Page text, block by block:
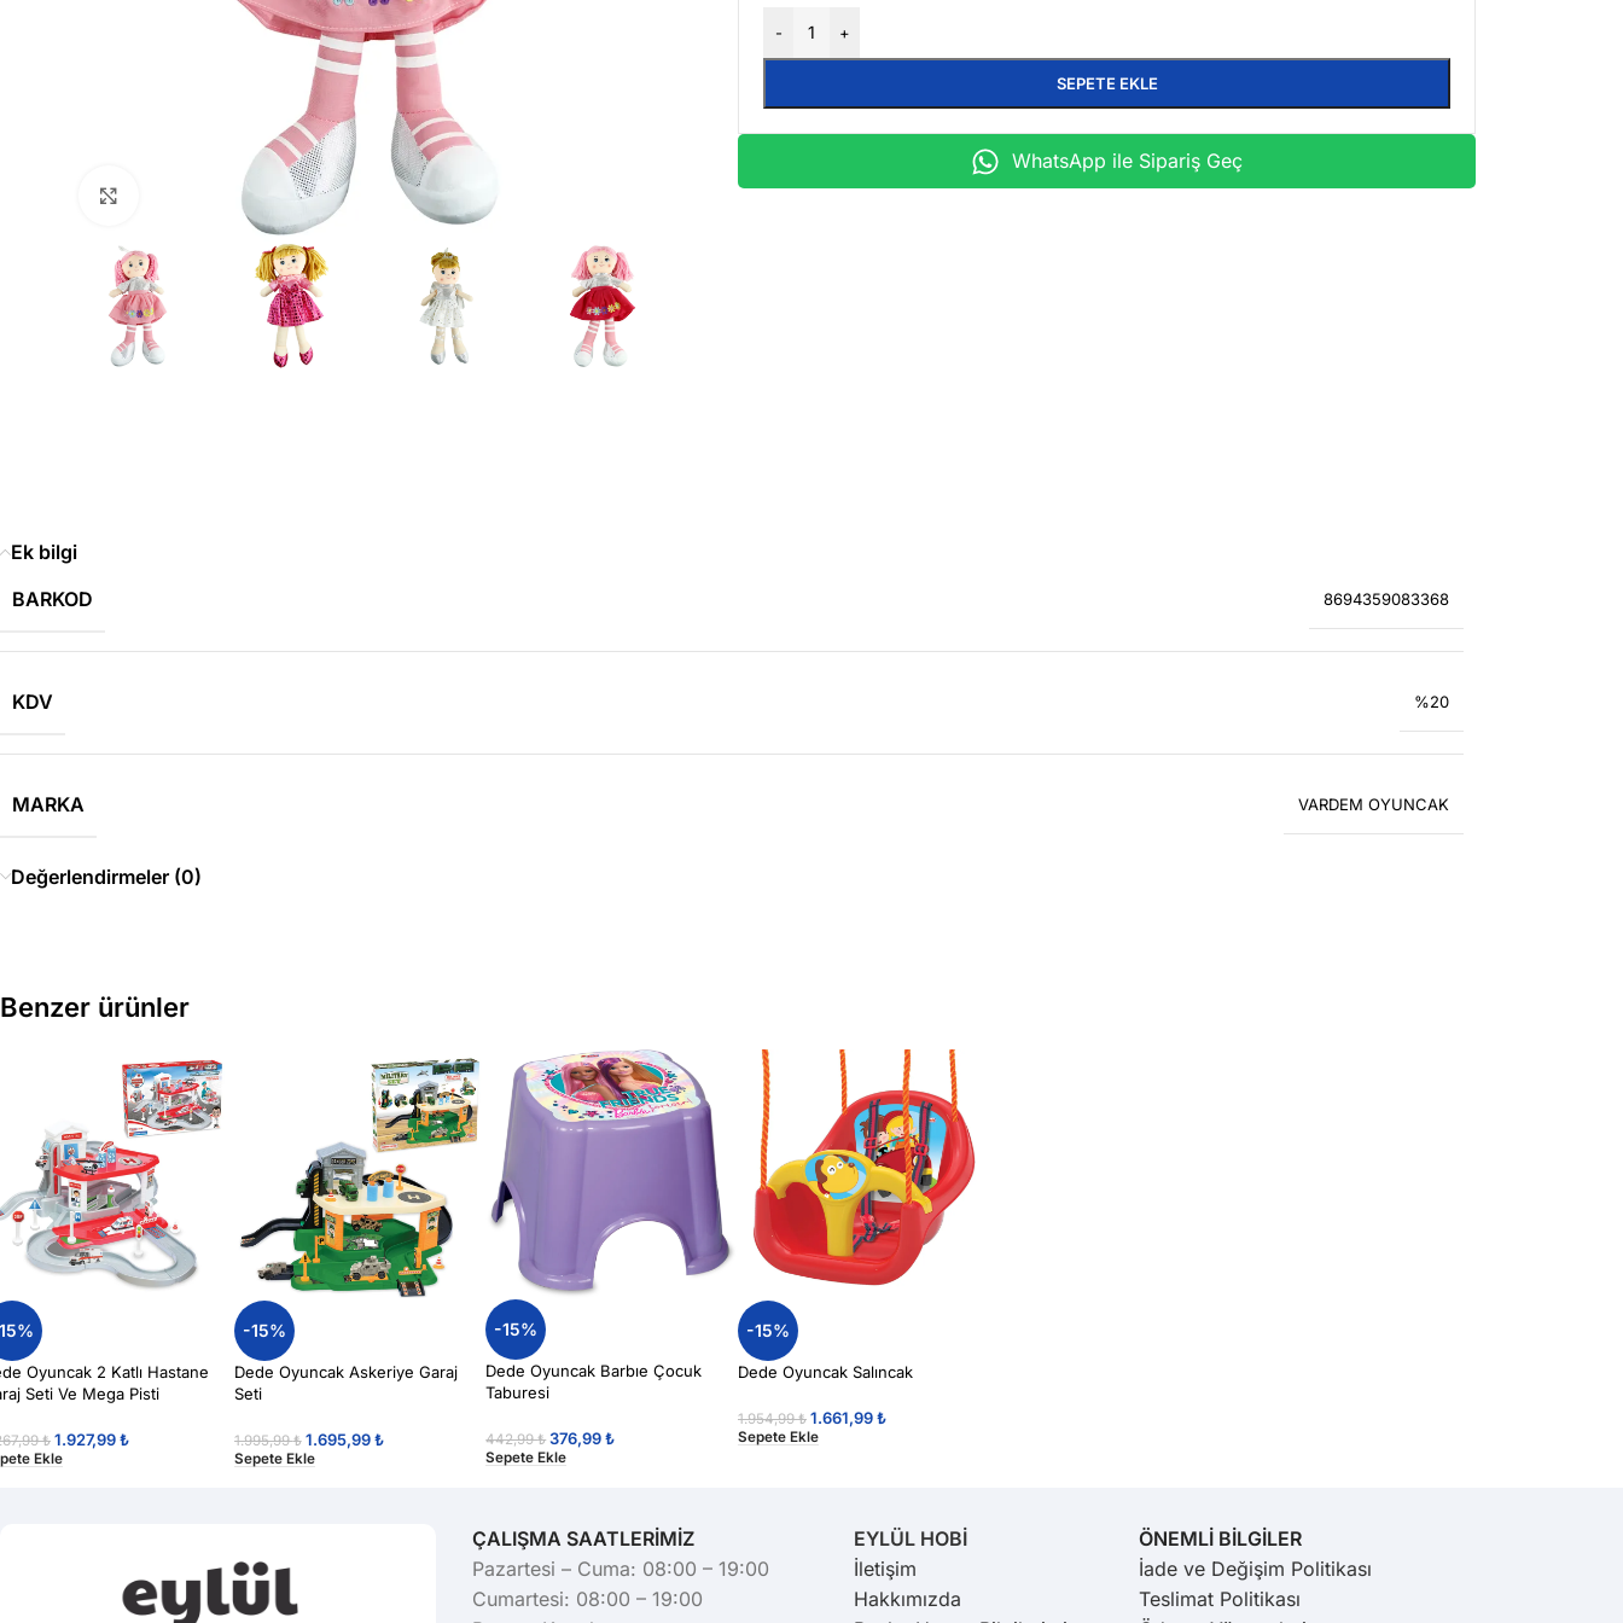
Büyütmek için tıklayın
- +
SEPETE EKLE
WhatsApp ile Sipariş Geç
Ek bilgi
BARKOD
8694359083368
KDV %20
MARKA VARDEM OYUNCAK
Değerlendirmeler (0)
Benzer ürünler
Oyuncak 2 Katlı Hastane
Seti Ve Mega Pisti
₺ 1.927,99₺
Ekle
-15%
Dede Oyuncak Askeriye Garaj
Seti
1.995,99₺ 1.695,99₺
Sepete Ekle
-15%
Dede Oyuncak Barbıe Çocuk
Taburesi
442,99₺ 376,99₺
Sepete Ekle
-15%
Dede Oyuncak Salıncak
1.954,99₺ 1.661,99₺
Sepete Ekle
ÇALIŞMA SAATLERİMİZ
Pazartesi – Cuma: 08:00 – 19:00
Cumartesi: 08:00 – 19:00
EYLÜL HOBİ
İletişim
Hakkımızda
ÖNEMLİ BİLGİLER
İade ve Değişim Politikası
Teslimat Politikası